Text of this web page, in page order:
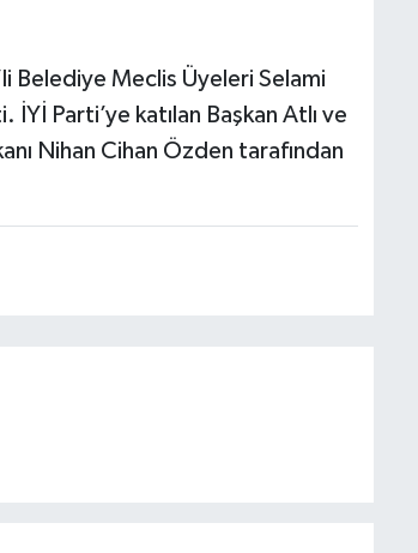
Belediye Meclis Üyeleri Selami
Parti’ye katılan Başkan Atlı ve
Nihan Cihan Özden tarafından